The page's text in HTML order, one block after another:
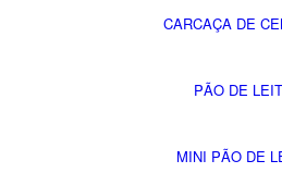
CARCAÇA DE
PÃO DE
MINI PÃO DE